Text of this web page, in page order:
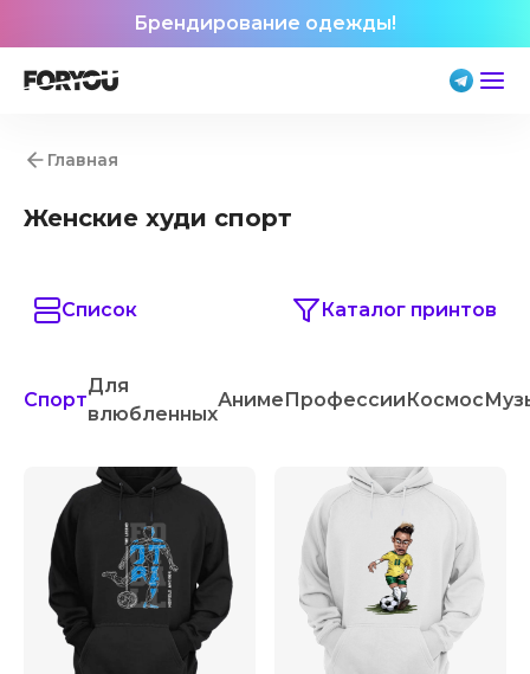
Брендирование одежды!
Главная
Женские худи спорт
Список Каталог принтов
Спорт
Для
влюбленных
АнимеПрофессииКосмос